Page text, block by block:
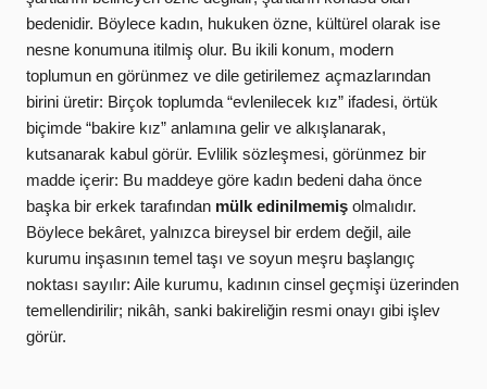
bedenidir. Böylece kadın, hukuken özne, kültürel olarak ise
nesne konumuna itilmiş olur. Bu ikili konum, modern
toplumun en görünmez ve dile getirilemez açmazlarından
birini üretir: Birçok toplumda “evlenilecek kız” ifadesi, örtük
biçimde “bakire kız” anlamına gelir ve alkışlanarak,
kutsanarak kabul görür. Evlilik sözleşmesi, görünmez bir
madde içerir: Bu maddeye göre kadın bedeni daha önce
başka bir erkek tarafından mülk edinilmemiş olmalıdır.
Böylece bekâret, yalnızca bireysel bir erdem değil, aile
kurumu inşasının temel taşı ve soyun meşru başlangıç
noktası sayılır: Aile kurumu, kadının cinsel geçmişi üzerinden
temellendirilir; nikâh, sanki bakireliğin resmi onayı gibi işlev
görür.